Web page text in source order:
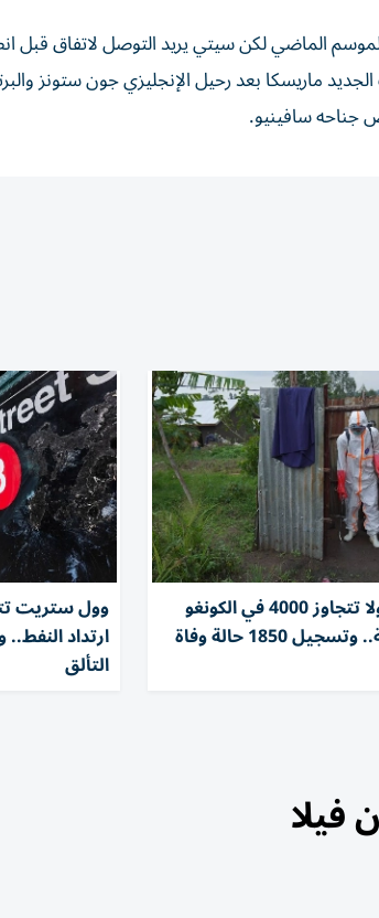
في 92 مباراة مع نوتنغهام منها 50 مباراة الموسم الماضي لكن سيتي يريد
ماريسكا بعد رحيل الإنجليزي جون ستونز
سافينيو.
إصابات إيبولا تتجاوز 4000 في الكونغو
1850 حالة وفاة
وول ستريت
ارتداد
التألق
فيلا